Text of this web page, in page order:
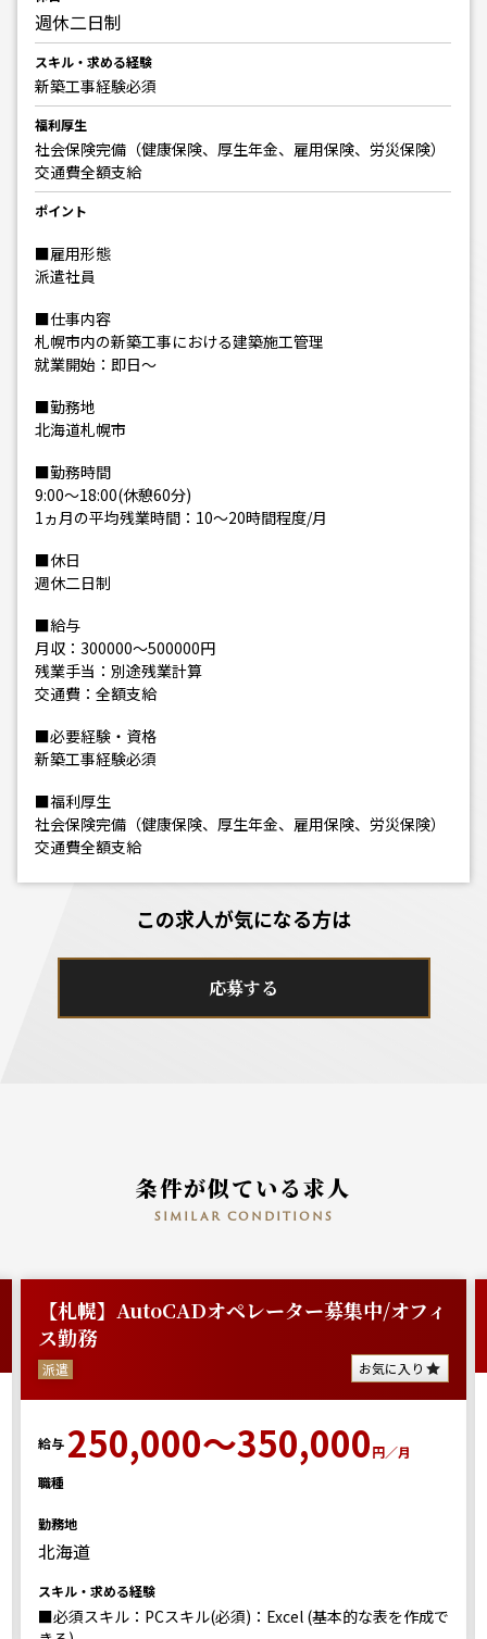
週休二日制
スキル・求める経験
新築工事経験必須
福利厚生
社会保険完備（健康保険、厚生年金、雇用保険、労災保険）
交通費全額支給
ポイント
■雇用形態
派遣社員
■仕事内容
札幌市内の新築工事における建築施工管理
就業開始：即日～
■勤務地
北海道札幌市
■勤務時間
9:00～18:00(休憩60分)
1ヵ月の平均残業時間：10〜20時間程度/月
■休日
週休二日制
■給与
月収：300000～500000円
残業手当：別途残業計算
交通費：全額支給
■必要経験・資格
新築工事経験必須
■福利厚生
社会保険完備（健康保険、厚生年金、雇用保険、労災保険）
交通費全額支給
この求人が気になる方は
応募する
条件が似ている求人
similar conditions
【札幌】AutoCADオペレーター募集中/オフィ
ス勤務
派遣 お気に入り
給与 250,000～350,000円／月
職種
勤務地
北海道
スキル・求める経験
■必須スキル：PCスキル(必須)：Excel (基本的な表を作成で